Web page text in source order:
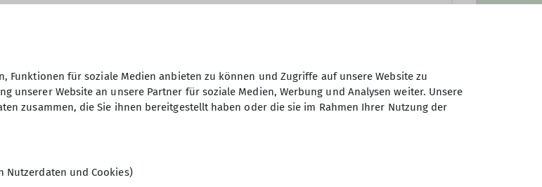
Funktionen für soziale Medien anbieten zu können und Zugriffe auf unsere Website zu
unserer Website an unsere Partner für soziale Medien, Werbung und Analysen weiter. Unsere
zusammen, die Sie ihnen bereitgestellt haben oder die sie im Rahmen Ihrer Nutzung der
Nutzerdaten und Cookies)